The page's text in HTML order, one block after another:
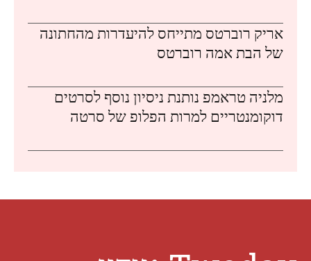
אריק רוברטס מתייחס להיעדרות מהחתונה
של הבת אמה רוברטס
מלניה טראמפ נותנת ניסיון נוסף לסרטים
דוקומנטריים למרות הפלופ של סרטה